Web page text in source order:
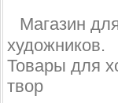
Магазин
художников.
Товары для
твор